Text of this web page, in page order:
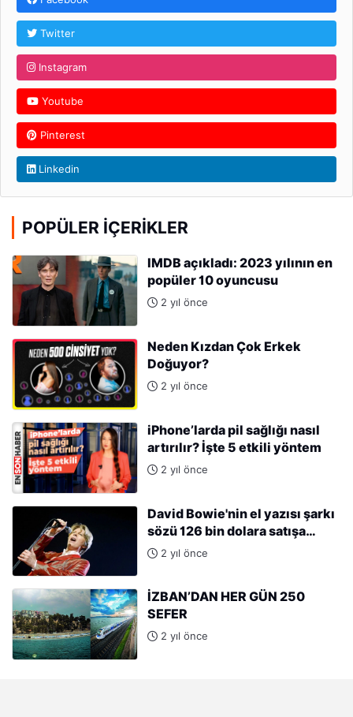
Twitter
Instagram
Youtube
Pinterest
Linkedin
POPÜLER İÇERIKLER
IMDB açıkladı: 2023 yılının en
popüler 10 oyuncusu
2 yıl önce
Neden Kızdan Çok Erkek
Doğuyor?
2 yıl önce
iPhone’larda pil sağlığı nasıl
artırılır? İşte 5 etkili yöntem
2 yıl önce
David Bowie'nin el yazısı şarkı
sözü 126 bin dolara satışa
çıkıyor
2 yıl önce
İZBAN’DAN HER GÜN 250
SEFER
2 yıl önce